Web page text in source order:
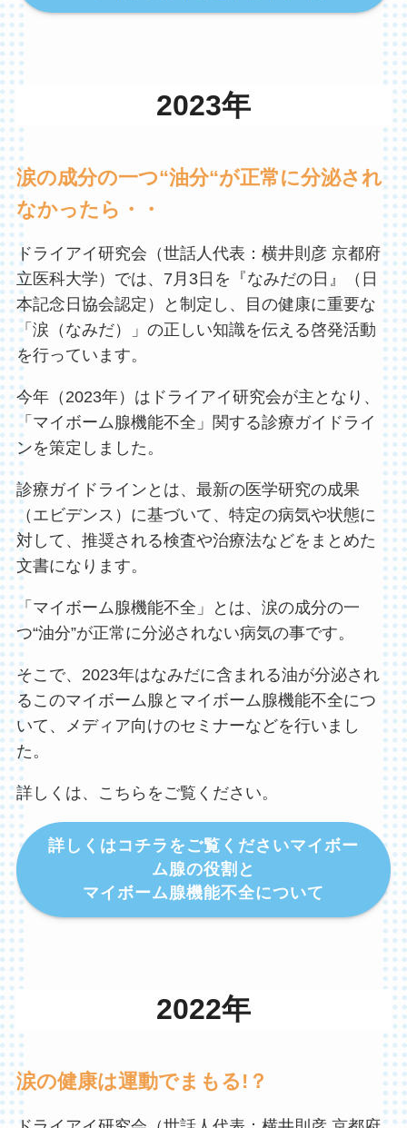
2023年
涙の成分の一つ“油分“が正常に分泌され
なかったら・・
ドライアイ研究会（世話人代表：横井則彦 京都府
立医科大学）では、7月3日を『なみだの日』（日
本記念日協会認定）と制定し、目の健康に重要な
「涙（なみだ）」の正しい知識を伝える啓発活動
を行っています。
今年（2023年）はドライアイ研究会が主となり、
「マイボーム腺機能不全」関する診療ガイドライ
ンを策定しました。
診療ガイドラインとは、最新の医学研究の成果
（エビデンス）に基づいて、特定の病気や状態に
対して、推奨される検査や治療法などをまとめた
文書になります。
「マイボーム腺機能不全」とは、涙の成分の一
つ“油分”が正常に分泌されない病気の事です。
そこで、2023年はなみだに含まれる油が分泌され
るこのマイボーム腺とマイボーム腺機能不全につ
いて、メディア向けのセミナーなどを行いまし
た。
詳しくは、こちらをご覧ください。
詳しくはコチラをご覧くださいマイボー
ム腺の役割と
マイボーム腺機能不全について
2022年
涙の健康は運動でまもる!？